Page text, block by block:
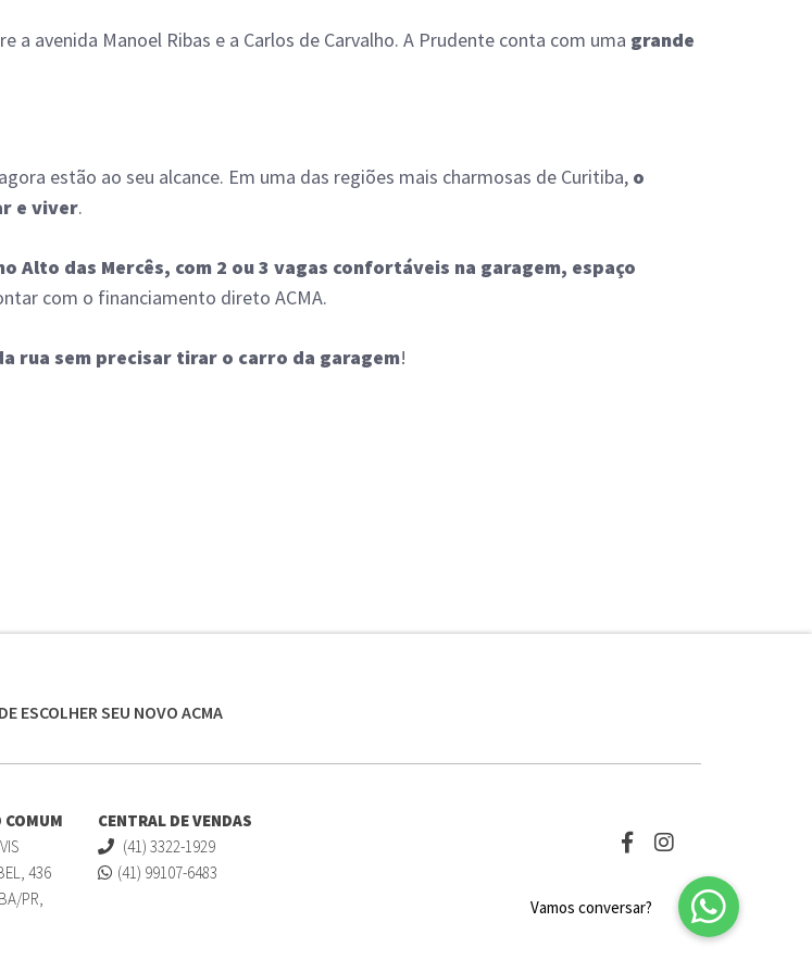
a avenida Manoel Ribas e a Carlos de Carvalho. A Prudente conta com uma grande
estão ao seu alcance. Em uma das regiões mais charmosas de Curitiba, o
e viver.
Alto das Mercês, com 2 ou 3 vagas confortáveis na garagem, espaço
com o financiamento direto ACMA.
rua sem precisar tirar o carro da garagem!
ESCOLHER SEU NOVO ACMA
COMUM
436
PR,
CENTRAL DE VENDAS
(41) 3322-1929
(41) 99107-6483